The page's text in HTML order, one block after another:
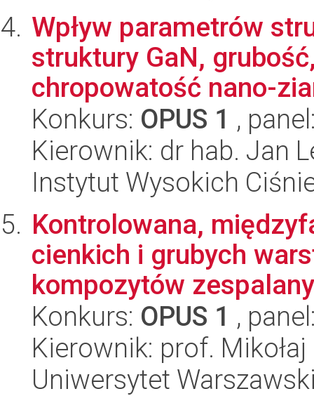
Wpływ parametrów
struktury GaN,
chropowatość nano-
Konkurs: OPUS 1 ,
Kierownik: dr hab. Jan
Instytut Wysokich
Kontrolowana,
cienkich i grubych
kompozytów
Konkurs: OPUS 1 ,
Kierownik: prof.
Uniwersytet